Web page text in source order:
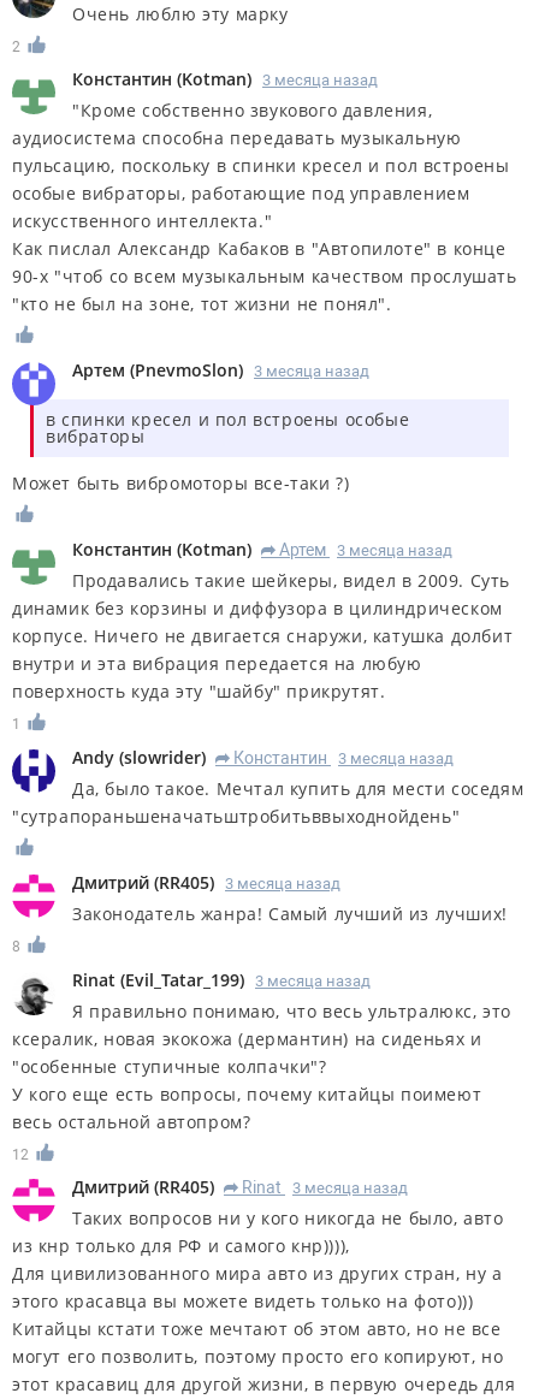
Очень люблю эту марку
2
Константин (Kotman) 3 месяца назад
"Кроме собственно звукового давления,
аудиосистема способна передавать музыкальную
пульсацию, поскольку в спинки кресел и пол встроены
особые вибраторы, работающие под управлением
искусственного интеллекта."
Как пислал Александр Кабаков в "Автопилоте" в конце
90-х "чтоб со всем музыкальным качеством прослушать
"кто не был на зоне, тот жизни не понял".
Артем (PnevmoSlon) 3 месяца назад
в спинки кресел и пол встроены особые
вибраторы
Может быть вибромоторы все-таки ?)
Константин (Kotman) R Артем 3 месяца назад
Продавались такие шейкеры, видел в 2009. Суть
динамик без корзины и диффузора в цилиндрическом
корпусе. Ничего не двигается снаружи, катушка долбит
внутри и эта вибрация передается на любую
поверхность куда эту "шайбу" прикрутят.
1
Andy (slowrider) R Константин 3 месяца назад
Да, было такое. Мечтал купить для мести соседям
"сутрапораньшеначатьштробитьввыходнойдень"
Дмитрий (RR405) 3 месяца назад
Законодатель жанра! Самый лучший из лучших!
8
Rinat (Evil_Tatar_199) 3 месяца назад
Я правильно понимаю, что весь ультралюкс, это
ксералик, новая экокожа (дермантин) на сиденьях и
"особенные ступичные колпачки"?
У кого еще есть вопросы, почему китайцы поимеют
весь остальной автопром?
12
Дмитрий (RR405) R Rinat 3 месяца назад
Таких вопросов ни у кого никогда не было, авто
из кнр только для РФ и самого кнр)))),
Для цивилизованного мира авто из других стран, ну а
этого красавца вы можете видеть только на фото)))
Китайцы кстати тоже мечтают об этом авто, но не все
могут его позволить, поэтому просто его копируют, но
этот красавиц для другой жизни, в первую очередь для